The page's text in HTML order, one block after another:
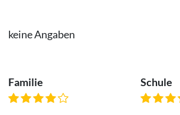
keine Angaben
Familie Schule